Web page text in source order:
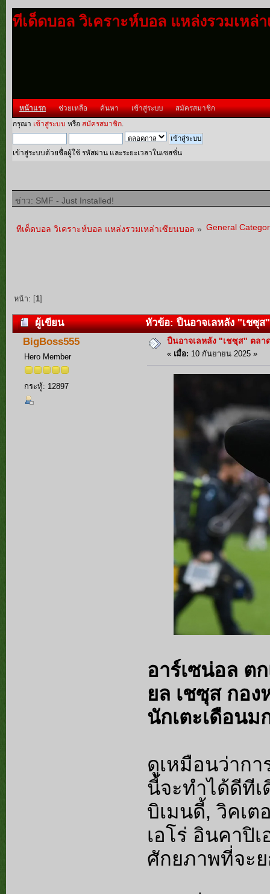
ทีเด็ดบอล วิเคราะห์บอล แหล่งรวมเหล่
หน้าแรก ช่วยเหลือ ค้นหา เข้าสู่ระบบ สมัครสมาชิก
กรุณา เข้าสู่ระบบ หรือ สมัครสมาชิก.
เข้าสู่ระบบด้วยชื่อผู้ใช้ รหัสผ่าน และระยะเวลาในเซสชั่น
ข่าว: SMF - Just Installed!
ทีเด็ดบอล วิเคราะห์บอล แหล่งรวมเหล่าเซียนบอล » General
หน้า: [ 1]
ผู้เขียน
หัวข้อ: ปืนอาจเลหลัง "เชซุส
BigBoss555
Hero Member
กระทู้: 12897
ปืนอาจเลหลัง "เชซุส" ตลา
« เมื่อ: 10 กันยายน 2025 »
อาร์เซน่อล ต
ยล เชซุส กอ
นักเตะเดือนม
ดูเหมือนว่าก
นี้จะทำได้ดีทีเ
บิเมนดี้, วิคเต
เอโร่ อินคาปิ
ศักยภาพที่จะ